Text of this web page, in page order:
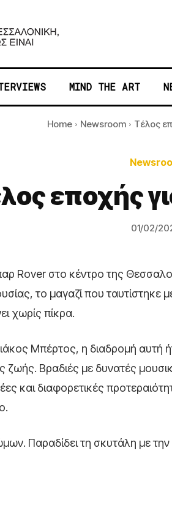
MIND THE ART
Home Newsroom Tέλος
εποχής
01/02/
Rover στο κέντρο της
το μαγαζί που ταυτίστηκε
χωρίς πίκρα.
Μπέρτος, η διαδρομή αυτή
ζωής. Βραδιές με δυνατές
και διαφορετικές
Παραδίδει τη σκυτάλη με την